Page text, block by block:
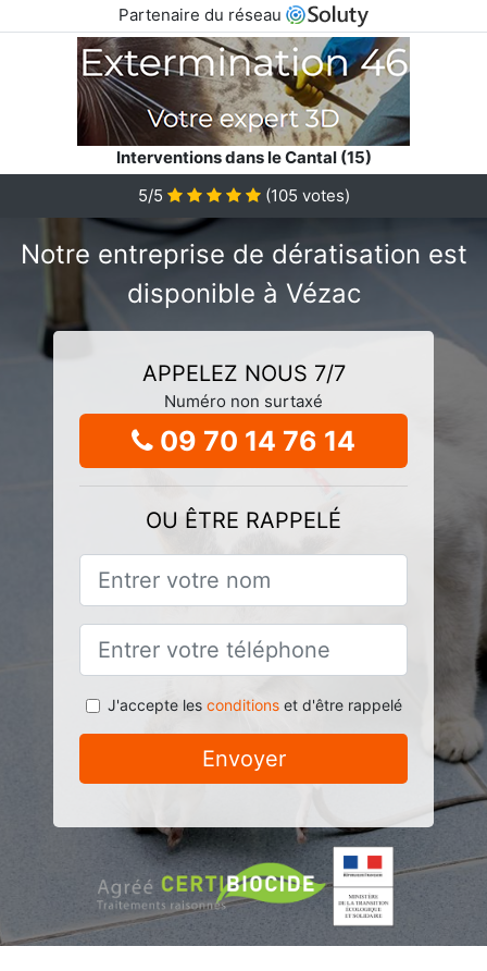
Partenaire du réseau
Interventions dans le Cantal (15)
5/5
(105 votes)
Notre entreprise de dératisation est
disponible à Vézac
APPELEZ NOUS 7/7
Numéro non surtaxé
09 70 14 76 14
OU ÊTRE RAPPELÉ
J'accepte les conditionset d'être rappelé
Envoyer